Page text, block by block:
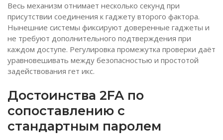
Весь механизм отнимает несколько секунд при
присутствии соединения к гаджету второго фактора.
Нынешние системы фиксируют доверенные гаджеты и
не требуют дополнительного подтверждения при
каждом доступе. Регулировка промежутка проверки даёт
уравновешивать между безопасностью и простотой
задействования гет икс.
Достоинства 2FA по
сопоставлению с
стандартным паролем